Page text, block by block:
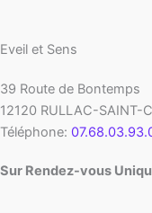
Eveil et Sens
39 Route de Bontemps
12120 RULLAC-SAINT-
Téléphone:
Sur Rendez-vous